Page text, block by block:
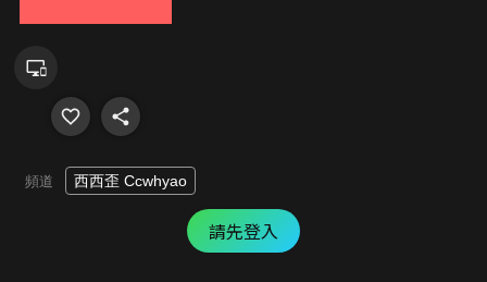
頻道 西西歪 Ccwhyao
請先登入